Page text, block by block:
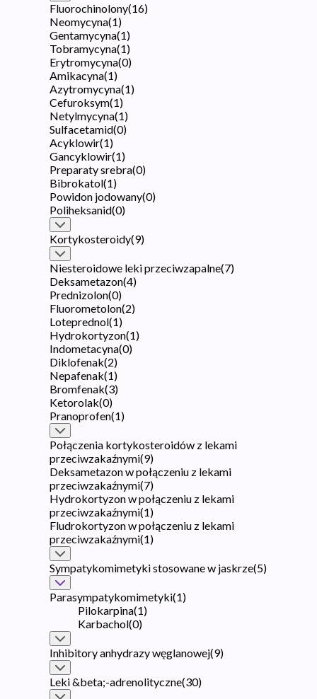
Fluorochinolony(16)
Neomycyna(1)
Gentamycyna(1)
Tobramycyna(1)
Erytromycyna(0)
Amikacyna(1)
Azytromycyna(1)
Cefuroksym(1)
Netylmycyna(1)
Sulfacetamid(0)
Acyklowir(1)
Gancyklowir(1)
Preparaty srebra(0)
Bibrokatol(1)
Powidon jodowany(0)
Poliheksanid(0)
Kortykosteroidy(9)
Niesteroidowe leki przeciwzapalne(7)
Deksametazon(4)
Prednizolon(0)
Fluorometolon(2)
Loteprednol(1)
Hydrokortyzon(1)
Indometacyna(0)
Diklofenak(2)
Nepafenak(1)
Bromfenak(3)
Ketorolak(0)
Pranoprofen(1)
Połączenia kortykosteroidów z lekami
przeciwzakaźnymi(9)
Deksametazon w połączeniu z lekami
przeciwzakaźnymi(7)
Hydrokortyzon w połączeniu z lekami
przeciwzakaźnymi(1)
Fludrokortyzon w połączeniu z lekami
przeciwzakaźnymi(1)
Sympatykomimetyki stosowane w jaskrze(5)
Parasympatykomimetyki(1)
Pilokarpina(1)
Karbachol(0)
Inhibitory anhydrazy węglanowej(9)
Leki &beta;-adrenolityczne(30)